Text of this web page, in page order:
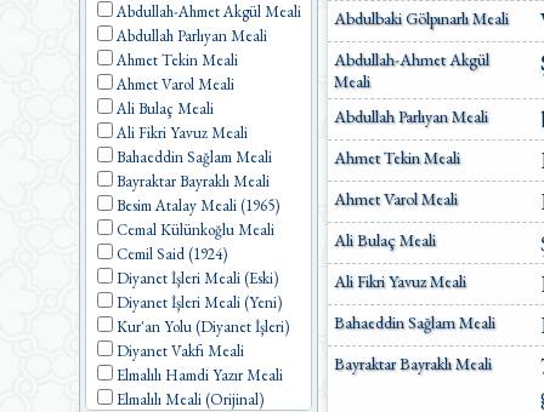
Abdullah-Ahmet Akgül Meali
Abdullah Parlıyan Meali
Ahmet Tekin Meali
Ahmet Varol Meali
Ali Bulaç Meali
Ali Fikri Yavuz Meali
Bahaeddin Sağlam Meali
Bayraktar Bayraklı Meali
Besim Atalay Meali (1965)
Cemal Külünkoğlu Meali
Cemil Said (1924)
Diyanet İşleri Meali (Eski)
Diyanet İşleri Meali (Yeni)
Kur'an Yolu (Diyanet İşleri)
Diyanet Vakfı Meali
Elmalılı Hamdi Yazır Meali
Elmalılı Meali (Orijinal)
Abdulbaki Gölpınarlı Meali
Abdullah-Ahmet Akgül
Meali
Abdullah Parlıyan Meali
Ahmet Tekin Meali
Ahmet Varol Meali
Ali Bulaç Meali
Ali Fikri Yavuz Meali
Bahaeddin Sağlam Meali
Bayraktar Bayraklı Meali